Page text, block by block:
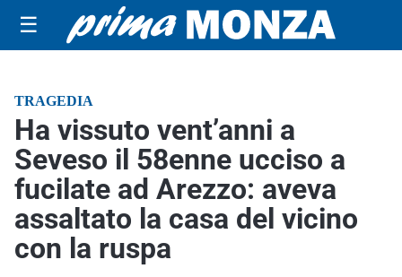
☰
TRAGEDIA
Ha vissuto vent’anni a
Seveso il 58enne ucciso a
fucilate ad Arezzo: aveva
assaltato la casa del vicino
con la ruspa